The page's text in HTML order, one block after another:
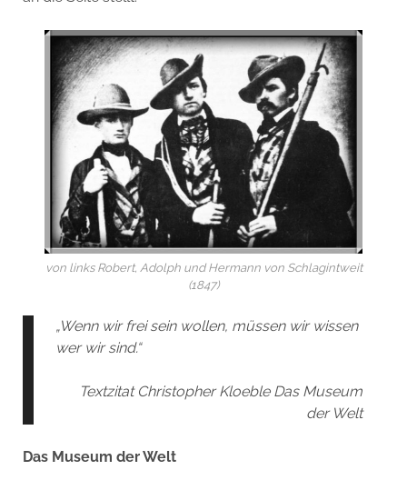
von links Robert, Adolph und Hermann von Schlagintweit
(1847)
„Wenn wir frei sein wollen, müssen wir wissen
wer wir sind.“
Textzitat Christopher Kloeble Das Museum
der Welt
Das Museum der Welt